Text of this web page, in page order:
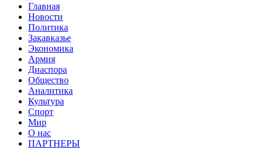
Главная
Новости
Политика
Закавказье
Экономика
Армия
Диаспора
Общество
Аналитика
Культура
Спорт
Мир
О нас
ПАРТНЕРЫ